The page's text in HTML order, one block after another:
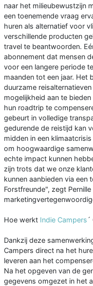
naar het milieubewustzijn
een toenemende vraag
huren als alternatief voor
verschillende producten
travel te beantwoorden.
abonnement dat mensen
voor een langere periode
maanden tot een jaar. Het
duurzame
mogelijkheid aan te
hun roadtrip te
gebeurt in volledige
gedurende de reistijd kan
midden in een
om hoogwaardige
echte impact kunnen
zijn trots dat we onze
kunnen aanbieden via
Forstfreunde", zegt
Hoe werkt Indie Campers
Dankzij deze
Campers direct na het
leveren aan het
Na het opgeven van de
gegevens omgezet in het